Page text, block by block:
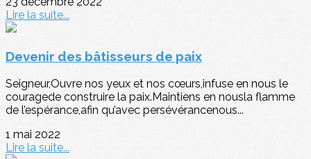
Lire la suite...
Devenir des bâtisseurs de paix
Seigneur,Ouvre nos yeux et nos cœurs,infuse en nous le
couragede construire la paix.Maintiens en nousla flamme
de l’espérance,afin qu’avec persévérancenous...
1 mai 2022
Lire la suite...